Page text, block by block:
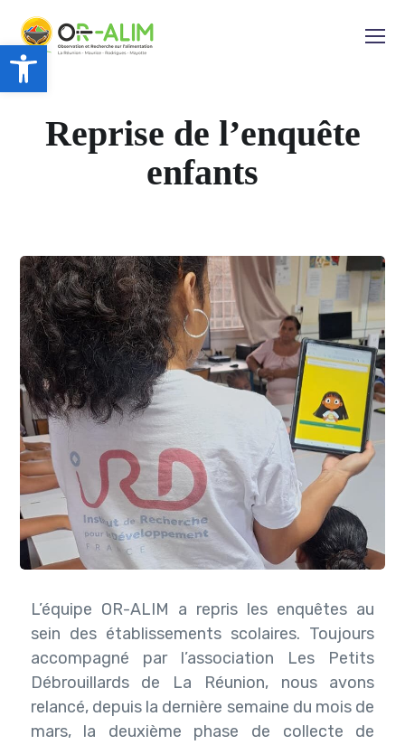
Ouvrir la barre d’outils
Reprise de l’enquête
enfants
L’équipe OR-ALIM a repris les enquêtes au
sein des établissements scolaires. Toujours
accompagné par l’association Les Petits
Débrouillards de La Réunion, nous avons
relancé, depuis la dernière semaine du mois de
mars, la deuxième phase de collecte de